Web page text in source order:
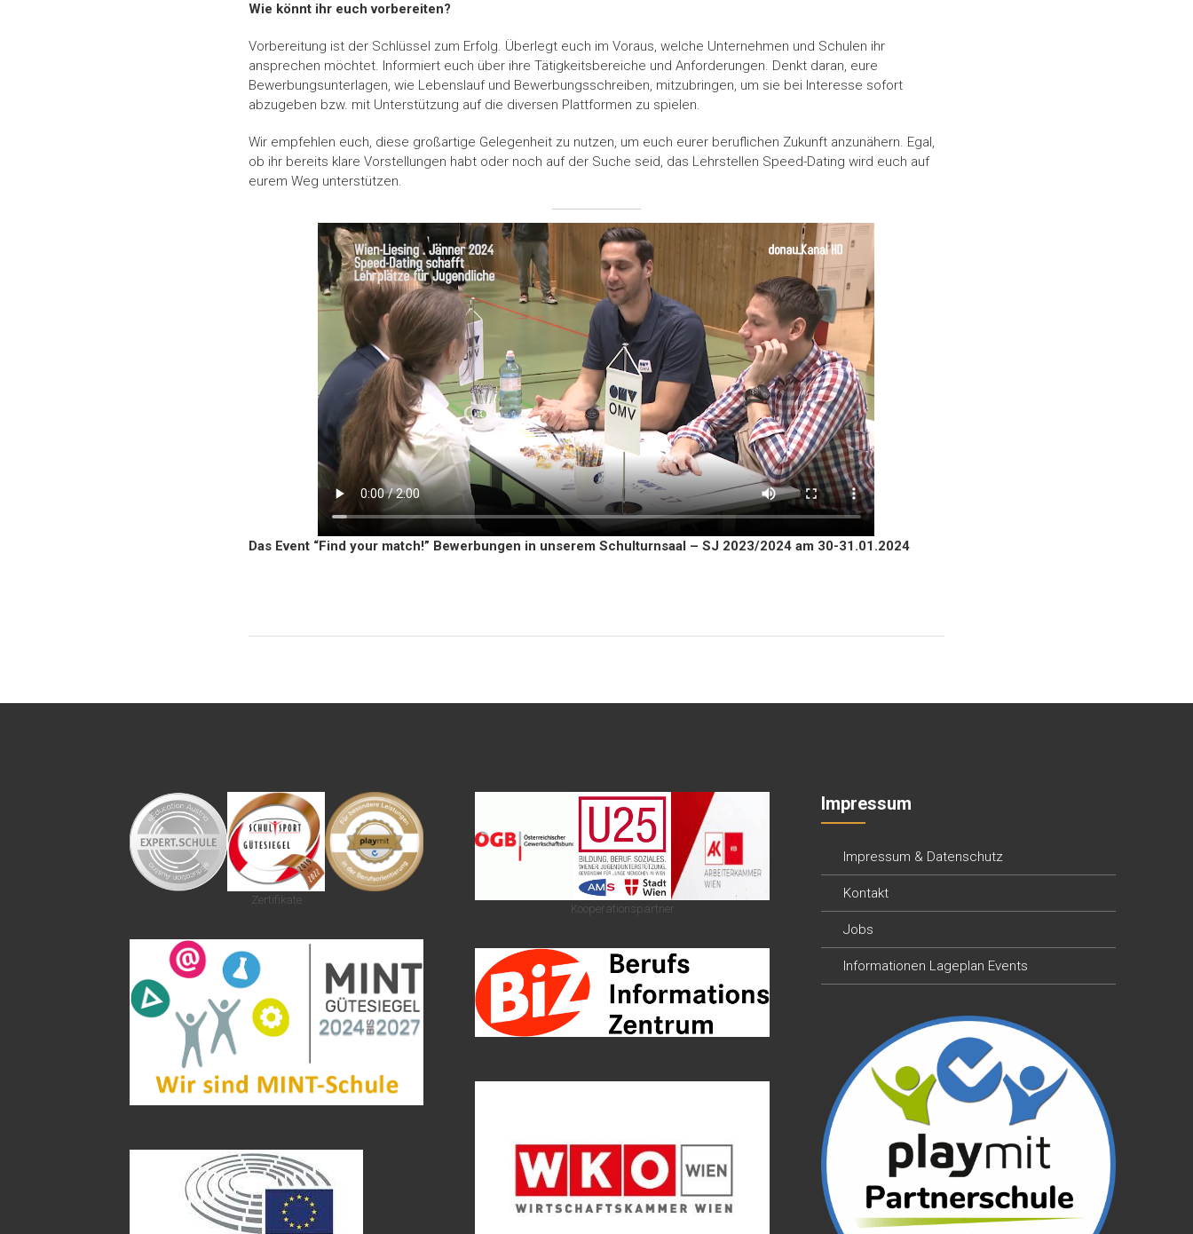
Wie könnt ihr euch vorbereiten?
Vorbereitung ist der Schlüssel zum Erfolg. Überlegt euch im Voraus, welche Unternehmen und Schulen ihr
ansprechen möchtet. Informiert euch über ihre Tätigkeitsbereiche und Anforderungen. Denkt daran, eure
Bewerbungsunterlagen, wie Lebenslauf und Bewerbungsschreiben, mitzubringen, um sie bei Interesse sofort
abzugeben bzw. mit Unterstützung auf die diversen Plattformen zu spielen.
Wir empfehlen euch, diese großartige Gelegenheit zu nutzen, um euch eurer beruflichen Zukunft anzunähern. Egal,
ob ihr bereits klare Vorstellungen habt oder noch auf der Suche seid, das Lehrstellen Speed-Dating wird euch auf
eurem Weg unterstützen.
Das Event “Find your match!” Bewerbungen in unserem Schulturnsaal – SJ 2023/2024 am 30-31.01.2024
Zertifikate
Kooperationspartner
Impressum
Impressum & Datenschutz
Kontakt
Jobs
Informationen Lageplan Events